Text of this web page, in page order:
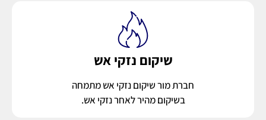
שיקום נזקי אש
חברת מור שיקום נזקי אש מתמחה
בשיקום מהיר לאחר נזקי אש.